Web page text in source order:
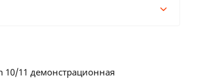
10/11 демонстрационная